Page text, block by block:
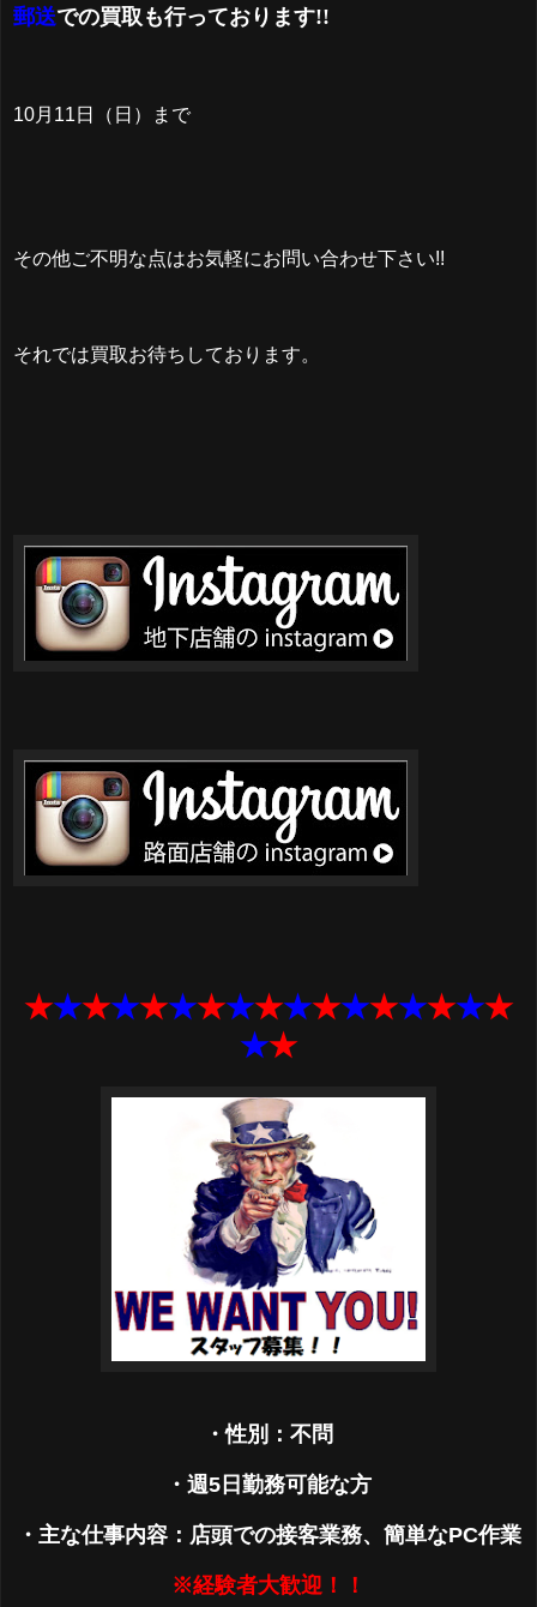
郵送での買取も行っております!!
10月11日（日）まで
その他ご不明な点はお気軽にお問い合わせ下さい!!
それでは買取お待ちしております。
★★★★★★★★★★★★★★★★★
★★
・性別：不問
・週5日勤務可能な方
・主な仕事内容：店頭での接客業務、簡単なPC作業
※経験者大歓迎！！